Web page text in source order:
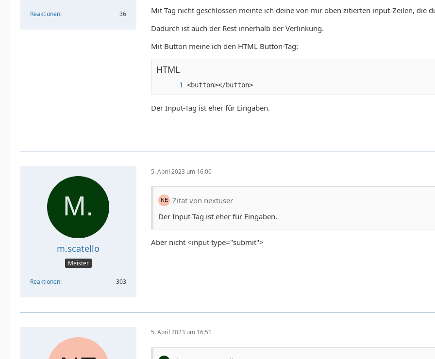
Reaktionen 36
Mit Tag nicht geschlossen meinte ich deine von mir oben zitierten input-Zeilen, die
Dadurch ist auch der Rest innerhalb der Verlinkung.
Mit Button meine ich den HTML Button-Tag:
HTML
<button></button>
Der Input-Tag ist eher für Eingaben.
m.scatello
Meister
Reaktionen 303
5. April 2023 um 16:00
Zitat von nextuser
Der Input-Tag ist eher für Eingaben.
Aber nicht <input type="submit">
5. April 2023 um 16:51